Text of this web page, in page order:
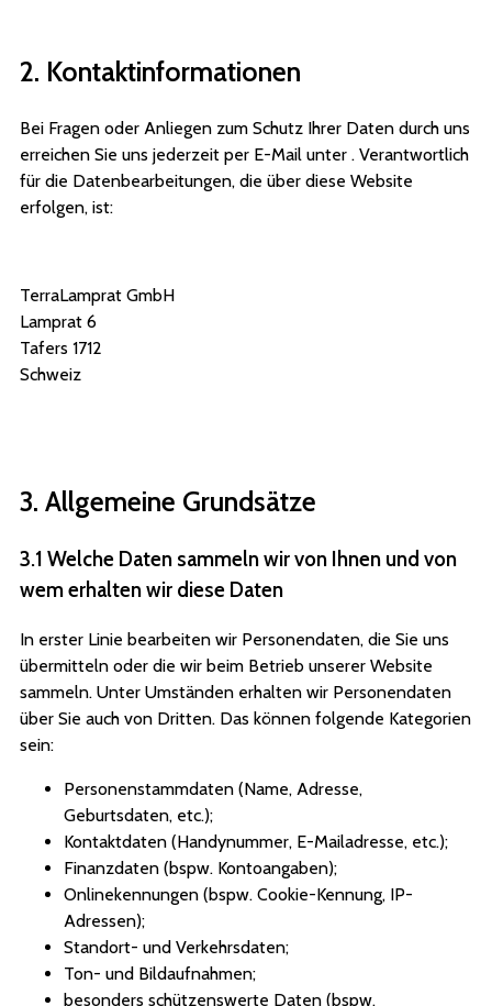
2. Kontaktinformationen
Bei Fragen oder Anliegen zum Schutz Ihrer Daten durch uns
erreichen Sie uns jederzeit per E-Mail unter . Verantwortlich
für die Datenbearbeitungen, die über diese Website
erfolgen, ist:
TerraLamprat GmbH
Lamprat 6
Tafers 1712
Schweiz
3. Allgemeine Grundsätze
3.1 Welche Daten sammeln wir von Ihnen und von
wem erhalten wir diese Daten
In erster Linie bearbeiten wir Personendaten, die Sie uns
übermitteln oder die wir beim Betrieb unserer Website
sammeln. Unter Umständen erhalten wir Personendaten
über Sie auch von Dritten. Das können folgende Kategorien
sein:
Personenstammdaten (Name, Adresse,
Geburtsdaten, etc.);
Kontaktdaten (Handynummer, E-Mailadresse, etc.);
Finanzdaten (bspw. Kontoangaben);
Onlinekennungen (bspw. Cookie-Kennung, IP-
Adressen);
Standort- und Verkehrsdaten;
Ton- und Bildaufnahmen;
besonders schützenswerte Daten (bspw.